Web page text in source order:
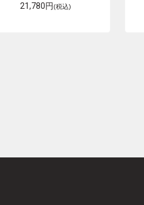
21,780円(税込)